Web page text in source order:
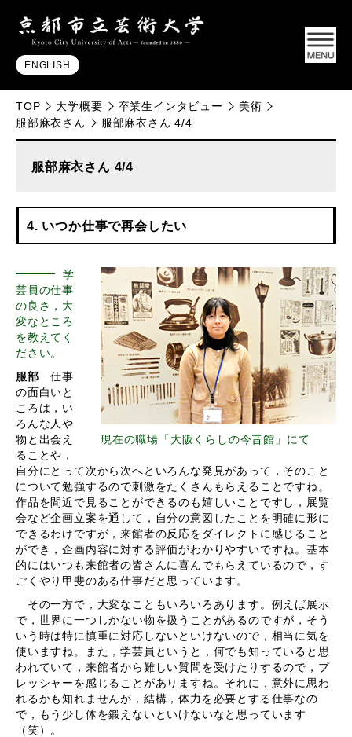
ENGLISH
TOP 大学概要 卒業生インタビュー
美術
服部麻衣さん
服部麻衣さん 4/4
服部麻衣さん 4/4
4. いつか仕事で再会したい
現在の職場「大阪くらしの今昔館」にて
学
芸員の仕事
の良さ，大
変なところ
を教えてく
ださい。
服部 仕事
の面白いと
ころは，い
ろんな人や
物と出会え
ることや，
自分にとって次から次へといろんな発見があって，そのこと
について勉強するので刺激をたくさんもらえることですね。
作品を間近で見ることができるのも嬉しいことですし，展覧
会など企画立案を通して，自分の意図したことを明確に形に
できるわけですが，来館者の反応をダイレクトに感じること
ができ，企画内容に対する評価がわかりやすいですね。基本
的にはいつも来館者の皆さんに喜んでもらえているので，す
ごくやり甲斐のある仕事だと思っています。
その一方で，大変なこともいろいろあります。例えば展示
で，世界に一つしかない物を扱うことがあるのですが，そう
いう時は特に慎重に対応しないといけないので，相当に気を
使いますね。また，学芸員というと，何でも知っていると思
われていて，来館者から難しい質問を受けたりするので，プ
レッシャーを感じることがありますね。それに，意外に思わ
れるかも知れませんが，結構，体力を必要とする仕事なの
で，もう少し体を鍛えないといけないなと思っています
（笑）。